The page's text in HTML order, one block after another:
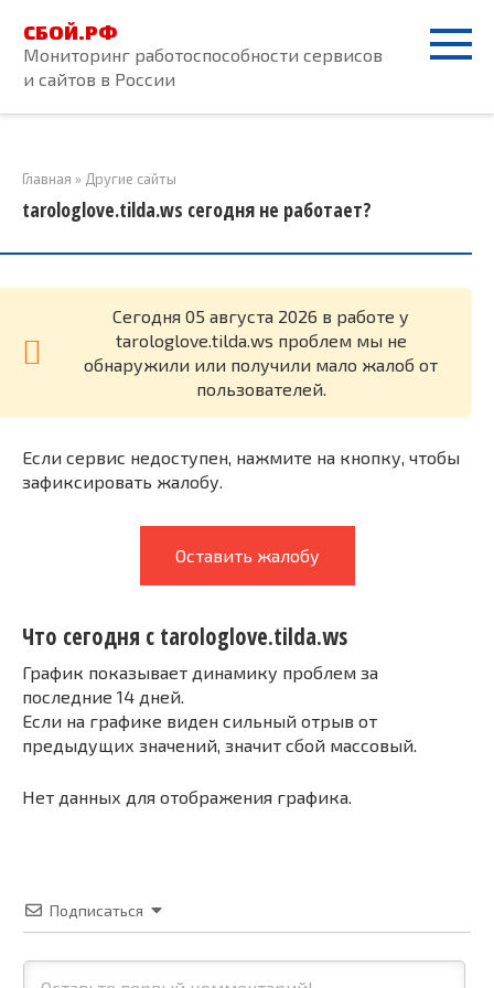
контенту
СБОЙ.РФ
Мониторинг работоспособности сервисов
и сайтов в России
Главная » Другие сайты
tarologlove.tilda.ws сегодня не работает?
Cегодня 05 августа 2026 в работе у
tarologlove.tilda.ws проблем мы не
обнаружили или получили мало жалоб от
пользователей.
Если сервис недоступен, нажмите на кнопку, чтобы
зафиксировать жалобу.
Оставить жалобу
Что сегодня с tarologlove.tilda.ws
График показывает динамику проблем за
последние 14 дней.
Если на графике виден сильный отрыв от
предыдущих значений, значит сбой массовый.
Нет данных для отображения графика.
Подписаться